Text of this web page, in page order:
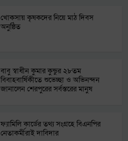
খোকসায় কৃষকদের নিয়ে মাঠ দিবস
অনুষ্ঠিত
বাবু স্বাধীন কুমার কুন্ডুর ২৮তম
বিবাহবার্ষিকীতে শুভেচ্ছা ও অভিনন্দন
জানালেন শেরপুরের সর্বস্তরের মানুষ
ফ্যামিলি কার্ডের তথ্য সংগ্রহে বিএনপির
নেতাকর্মীরাই দাবিদার